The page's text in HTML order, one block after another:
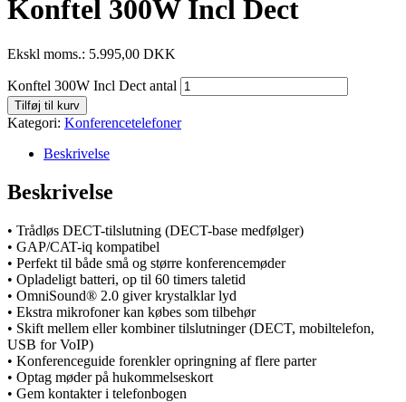
Konftel 300W Incl Dect
Ekskl moms.: 5.995,00 DKK
Konftel 300W Incl Dect antal
Tilføj til kurv
Kategori: Konferencetelefoner
Beskrivelse
Beskrivelse
• Trådløs DECT-tilslutning (DECT-base medfølger)
• GAP/CAT-iq kompatibel
• Perfekt til både små og større konferencemøder
• Opladeligt batteri, op til 60 timers taletid
• OmniSound® 2.0 giver krystalklar lyd
• Ekstra mikrofoner kan købes som tilbehør
• Skift mellem eller kombiner tilslutninger (DECT, mobiltelefon,
USB for VoIP)
• Konferenceguide forenkler opringning af flere parter
• Optag møder på hukommelseskort
• Gem kontakter i telefonbogen